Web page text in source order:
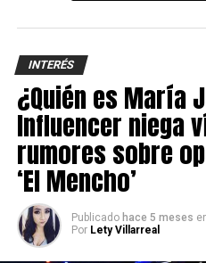
INTERÉS
¿Quién es María
Influencer niega
rumores sobre
‘El Mencho’
Publicado hace 5 meses
Por Lety Villarreal